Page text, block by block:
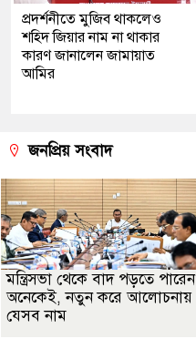
প্রদর্শনীতে মুজিব থাকলেও
শহিদ জিয়ার নাম না থাকার
কারণ জানালেন জামায়াত
আমির
জনপ্রিয় সংবাদ
মন্ত্রিসভা থেকে বাদ পড়তে পারেন
অনেকেই, নতুন করে আলোচনায়
যেসব নাম